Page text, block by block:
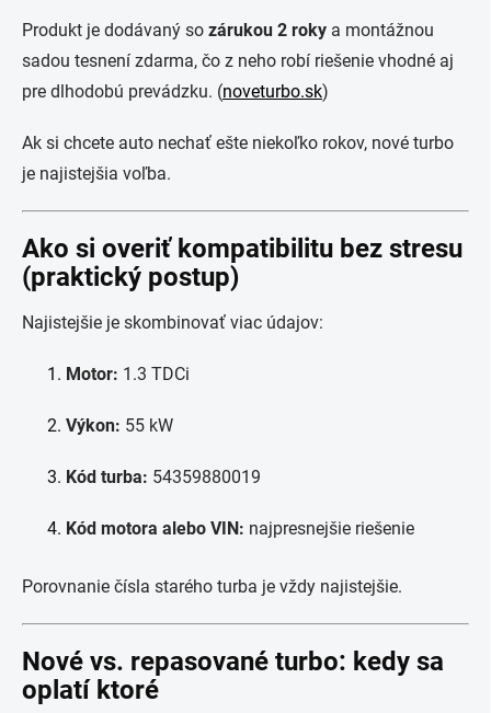
Produkt je dodávaný so zárukou 2 roky a montážnou
sadou tesnení zdarma, čo z neho robí riešenie vhodné aj
pre dlhodobú prevádzku. (noveturbo.sk)
Ak si chcete auto nechať ešte niekoľko rokov, nové turbo
je najistejšia voľba.
Ako si overiť kompatibilitu bez stresu
(praktický postup)
Najistejšie je skombinovať viac údajov:
Motor: 1.3 TDCi
Výkon: 55 kW
Kód turba: 54359880019
Kód motora alebo VIN: najpresnejšie riešenie
Porovnanie čísla starého turba je vždy najistejšie.
Nové vs. repasované turbo: kedy sa
oplatí ktoré